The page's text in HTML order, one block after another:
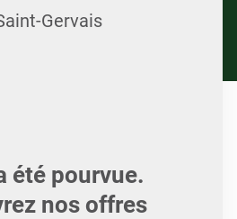
Gervais
été pourvue.
nos offres